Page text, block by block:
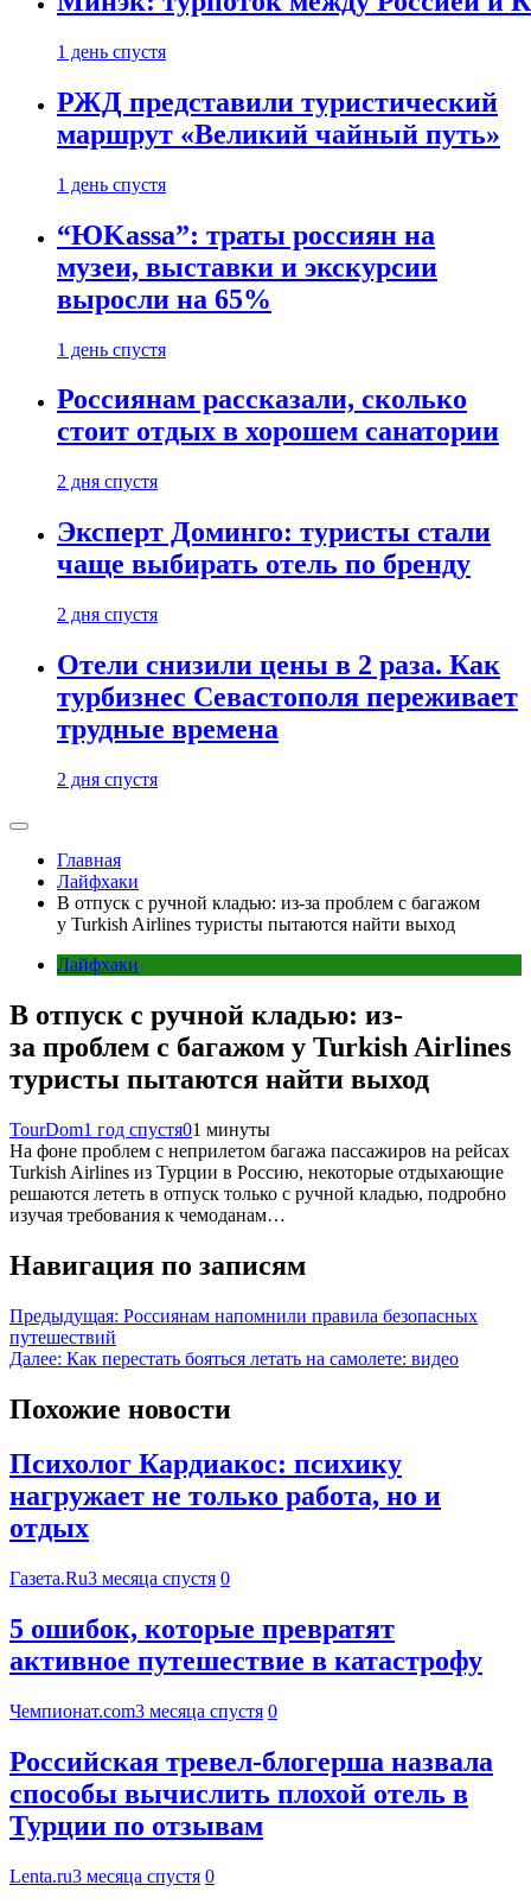
1 день спустя
РЖД представили туристический
маршрут «Великий чайный путь»
1 день спустя
“ЮKassa”: траты россиян на
музеи, выставки и экскурсии
выросли на 65%
1 день спустя
Россиянам рассказали, сколько
стоит отдых в хорошем санатории
2 дня спустя
Эксперт Доминго: туристы стали
чаще выбирать отель по бренду
2 дня спустя
Отели снизили цены в 2 раза. Как
турбизнес Севастополя переживает
трудные времена
2 дня спустя
Главная
Лайфхаки
В отпуск с ручной кладью: из-за проблем с багажом
у Turkish Airlines туристы пытаются найти выход
Лайфхаки
В отпуск с ручной кладью: из-
за проблем с багажом у Turkish Airlines
туристы пытаются найти выход
TourDom1 год спустя01 минуты
На фоне проблем с неприлетом багажа пассажиров на рейсах
Turkish Airlines из Турции в Россию, некоторые отдыхающие
решаются лететь в отпуск только с ручной кладью, подробно
изучая требования к чемоданам…
Навигация по записям
Предыдущая: Россиянам напомнили правила безопасных
путешествий
Далее: Как перестать бояться летать на самолете: видео
Похожие новости
Психолог Кардиакос: психику
нагружает не только работа, но и
отдых
Газета.Ru3 месяца спустя 0
5 ошибок, которые превратят
активное путешествие в катастрофу
Чемпионат.com3 месяца спустя 0
Российская тревел-блогерша назвала
способы вычислить плохой отель в
Турции по отзывам
Lenta.ru3 месяца спустя 0